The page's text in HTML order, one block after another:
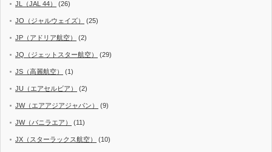
JL（JAL 44） (26)
JO（ジャルウェイズ） (25)
JP（アドリア航空） (2)
JQ（ジェットスター航空） (29)
JS（高麗航空） (1)
JU（エアセルビア） (2)
JW（エアアジアジャパン） (9)
JW（バニラエア） (11)
JX（スターラックス航空） (10)